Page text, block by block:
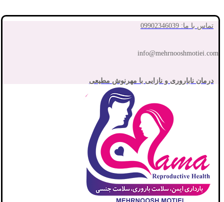
تماس با ما: 09902346039
info@mehrnooshmotiei.com
درمان ناباروری و نازایی با مهرنوش مطیعی